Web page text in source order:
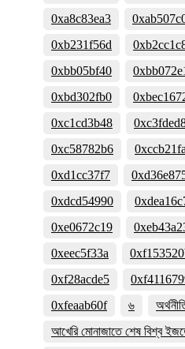
0xa8c83ea3
0xb231f56d
0xbb05bf40
0xbd302fb0
0xc1cd3b48
0xc58782b6
0xd1cc37f7
0xdcd54990
0xe0672c19
0xeec5f33a
0xf28acde5
0xfeaab60f
৬
আখেরি মোনাজাতে শেষ বিশ্ব